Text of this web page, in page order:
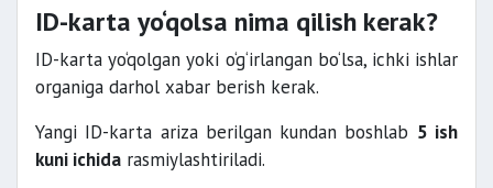
ID-karta yo‘qolsa nima qilish kerak?
ID-karta yo‘qolgan yoki o‘g‘irlangan bo‘lsa, ichki ishlar
organiga darhol xabar berish kerak.
Yangi ID-karta ariza berilgan kundan boshlab 5 ish
kuni ichida rasmiylashtiriladi.